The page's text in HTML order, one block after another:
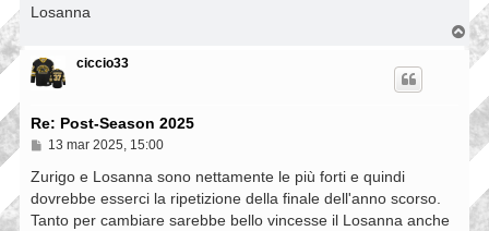
Losanna
T
ciccio33
Re: Post-Season 2025
M
s
a
g
13 mar 2025, 15:00
Zurigo e Losanna sono nettamente le più forti e quindi
dovrebbe esserci la ripetizione della finale dell'anno scorso.
Tanto per cambiare sarebbe bello vincesse il Losanna anche